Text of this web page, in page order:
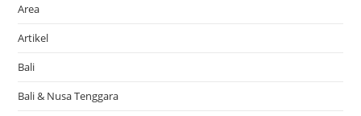
Area
Artikel
Bali
Bali & Nusa Tenggara